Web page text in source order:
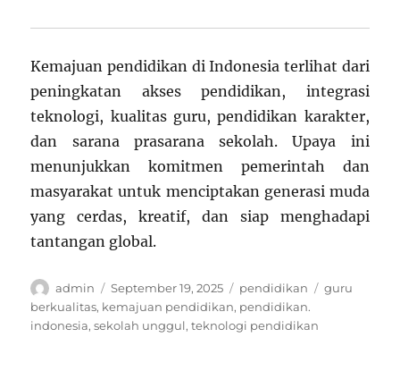
Kemajuan pendidikan di Indonesia terlihat dari
peningkatan akses pendidikan, integrasi
teknologi, kualitas guru, pendidikan karakter,
dan sarana prasarana sekolah. Upaya ini
menunjukkan komitmen pemerintah dan
masyarakat untuk menciptakan generasi muda
yang cerdas, kreatif, dan siap menghadapi
tantangan global.
Author
admin
Posted
on
September 19, 2025 Categories
pendidikan Tags
guru
berkualitas, kemajuan pendidikan, pendidikan.
indonesia,sekolah unggul,teknologi pendidikan